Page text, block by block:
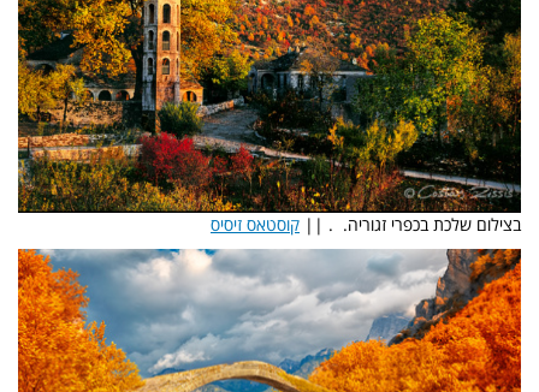
בצילום שלכת בכפרי זגוריה. . || קוסטאס זיסיס